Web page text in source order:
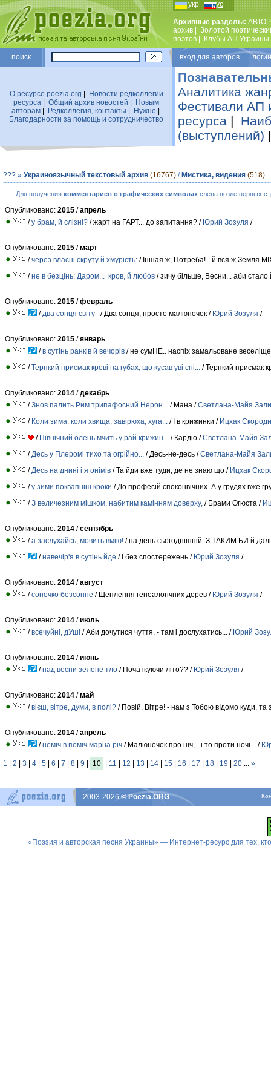
укр рус
Архивные разделы:
архив
Золотой
поэтов
Клубы АП Украины
поиск вход для авторов
О ресурсе poezia.org
Новости редколлегии
ресурса
Общий архив новостей
Новым
авторам| Редколлегия, контакты Нужно|
Благодарности за помощь и сотрудничество
Аналитика
Фестивали АП
ресурса |
(выступлений)
??? » Украиноязычный текстовый архив (16767) / Мистика, видения (518)
Для получения комментариев о графических символахслева возле первых
Опубликовано: 2015 /апрель
/у брам, й слізні? / жарт на ГАРТ... до запитання? / Юрий Зозуля /
Опубликовано: 2015 /март
/через власні скруту й хмурість: / Iншая ж, Потреба! - й вся ж Земля
/не в безцінь: Даром... кров, й любов / зичу бiльше, Весни... аби
Опубликовано: 2015 /февраль
/ два сонця світу / Два сонця, просто малюночок / Юрий Зозуля /
Опубликовано: 2015 /январь
/в сутінь ранків й вечорів / не сумНЕ.. наспiх замальоване
/Терпкий присмак крові на губах, що кусав уві сні... / Терпкий присмак
Опубликовано: 2014 /декабрь
/Знов палить Рим трипафосний Нерон... / Мана /Светлана-Майя
/ Коли зима, коли хвища, завірюха, хуга... / І в крижинки / Ицхак
/ Північний олень мчить у рай крижин... / Кардіо /Светлана-Майя
/ Десь у Плеромі тихо та огрійно... / Десь-не-десь /Светлана-Майя
/ Десь на днині і я онімів / Та йди вже туди, де не знаю що / Ицхак
/у зими поквапніш кроки / До професiй споконвiчних. А у грудях вже
/З величезним мішком, набитим камінням доверху, / Брами Огюста /
Опубликовано: 2014 /сентябрь
/а заслухайсь, мовить вмію! / на день сьогоднішній: З ТАКИМ БИ й
/навечір'я в сутінь йде / i без спостережень / Юрий Зозуля /
Опубликовано: 2014 /август
/сонечко безсонне / Щеплення генеалогiчних дерев / Юрий Зозуля /
Опубликовано: 2014 /июль
/всечуйні, дУші / Аби дочутися чуття, - там i дослухатись... / Юрий
Опубликовано: 2014 /июнь
/над весни зелене тло / Початкуючи літо?? / Юрий Зозуля /
Опубликовано: 2014 /май
/вієш, вітре, думи, в полі? / Повiй, Вiтре! - нам з Тобою вIдомо куди, та
Опубликовано: 2014 /апрель
/неміч в поміч марна річ / Малюночок про нiч, - i то проти ночi... /
1 | 2 | 3 | 4 | 5 | 6 | 7 | 8 | 9 | 10 | 11 | 12 | 13 | 14 | 15 | 16 | 17 | 18 | 19 | 20 »
2003-2026© Poezia.ORG
«Поэзия и авторская песня Украины» — Интернет-ресурс для тех,